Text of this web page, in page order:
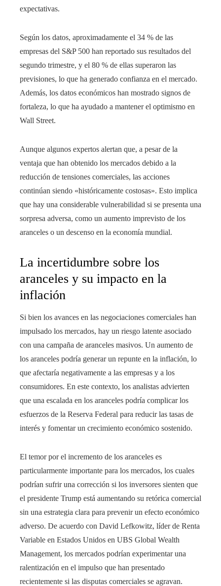
expectativas.
Según los datos, aproximadamente el 34 % de las
empresas del S&P 500 han reportado sus resultados del
segundo trimestre, y el 80 % de ellas superaron las
previsiones, lo que ha generado confianza en el mercado.
Además, los datos económicos han mostrado signos de
fortaleza, lo que ha ayudado a mantener el optimismo en
Wall Street.
Aunque algunos expertos alertan que, a pesar de la
ventaja que han obtenido los mercados debido a la
reducción de tensiones comerciales, las acciones
continúan siendo «históricamente costosas». Esto implica
que hay una considerable vulnerabilidad si se presenta una
sorpresa adversa, como un aumento imprevisto de los
aranceles o un descenso en la economía mundial.
La incertidumbre sobre los
aranceles y su impacto en la
inflación
Si bien los avances en las negociaciones comerciales han
impulsado los mercados, hay un riesgo latente asociado
con una campaña de aranceles masivos. Un aumento de
los aranceles podría generar un repunte en la inflación, lo
que afectaría negativamente a las empresas y a los
consumidores. En este contexto, los analistas advierten
que una escalada en los aranceles podría complicar los
esfuerzos de la Reserva Federal para reducir las tasas de
interés y fomentar un crecimiento económico sostenido.
El temor por el incremento de los aranceles es
particularmente importante para los mercados, los cuales
podrían sufrir una corrección si los inversores sienten que
el presidente Trump está aumentando su retórica comercial
sin una estrategia clara para prevenir un efecto económico
adverso. De acuerdo con David Lefkowitz, líder de Renta
Variable en Estados Unidos en UBS Global Wealth
Management, los mercados podrían experimentar una
ralentización en el impulso que han presentado
recientemente si las disputas comerciales se agravan.